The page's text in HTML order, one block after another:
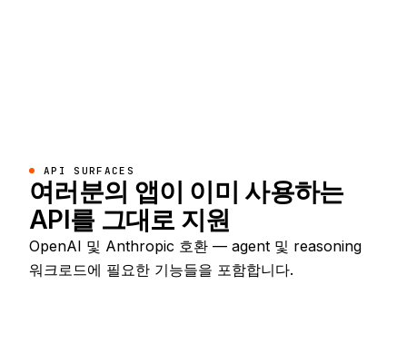
API SURFACES
여러분의 앱이 이미 사용하는
API를 그대로 지원
OpenAI 및 Anthropic 호환 — agent 및 reasoning
워크로드에 필요한 기능들을 포함합니다.